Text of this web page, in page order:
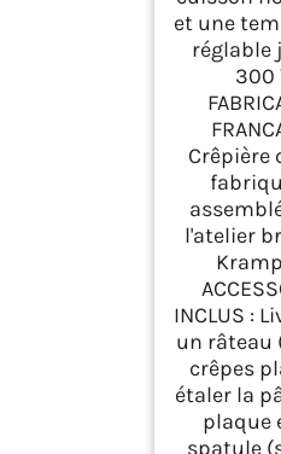
et une
réglable
300
Crêpière
l'atelier
INCLUS :
un râteau
crêpes
étaler la
plaque
spatule